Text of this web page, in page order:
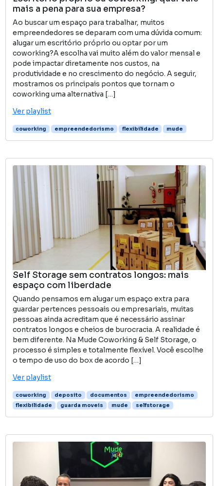
mais a pena para sua empresa?
Ao buscar um espaço para trabalhar, muitos
empreendedores se deparam com uma dúvida comum:
alugar um escritório próprio ou optar por um
coworking?A escolha vai muito além do valor mensal e
pode impactar diretamente nos custos, na
produtividade e no crescimento do negócio. A seguir,
mostramos os principais pontos que tornam o
coworking uma alternativa […]
Ver playlist
coworking empreendedorismo flexibilidade mude
Self Storage sem contratos longos: mais
espaço com liberdade
Quando pensamos em alugar um espaço extra para
guardar pertences pessoais ou empresariais, muitas
pessoas ainda acreditam que é necessário assinar
contratos longos e cheios de burocracia. A realidade é
bem diferente. Na Mude Coworking & Self Storage, o
processo é simples e totalmente flexível. Você escolhe
o tempo de uso do box de acordo […]
Ver playlist
coworking deposito documentos
empreendedorismo
flexibilidade
guarda moveis mude selfstorage